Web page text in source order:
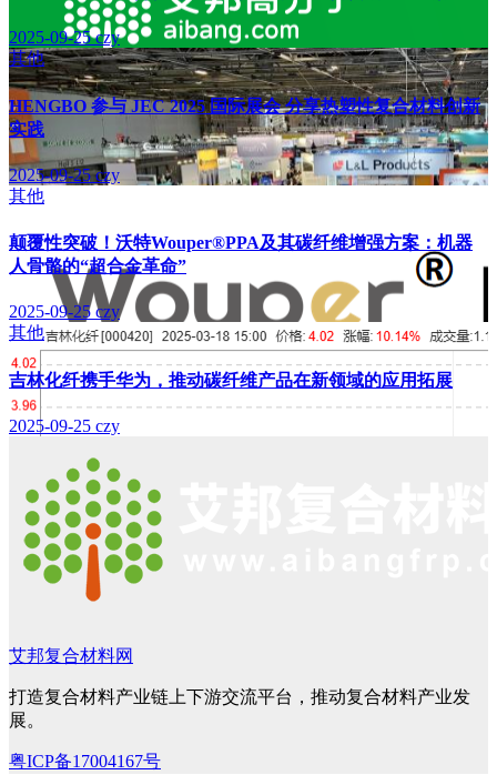
2025-09-25czy
其他
HENGBO 参与 JEC 2025 国际展会 分享热塑性复合材料创新
实践
2025-09-25czy
其他
颠覆性突破！沃特Wouper®PPA及其碳纤维增强方案：机器
人骨骼的“超合金革命”
2025-09-25 czy
其他
吉林化纤携手华为，推动碳纤维产品在新领域的应用拓展
2025-09-25 czy
艾邦复合材料网
打造复合材料产业链上下游交流平台，推动复合材料产业发
展。
粤ICP备17004167号